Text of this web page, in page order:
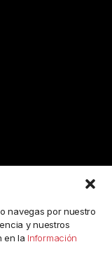
navegas por nuestro
y nuestros
en la Información